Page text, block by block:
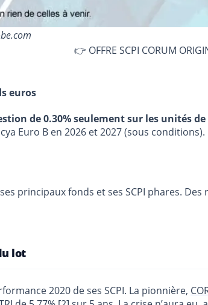
👉 OFFRE SCPI CORUM
euros
de 0.30% seulement sur les unités
Euro B en 2026 et 2027 (sous conditions).
principaux fonds et ses SCPI phares.
lot
2020 de ses SCPI. La pionnière,